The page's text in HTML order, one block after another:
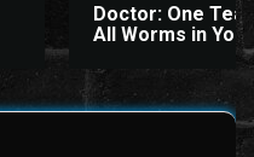
Doctor: One
All Worms in